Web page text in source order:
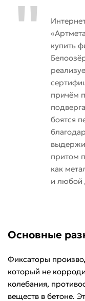
купить
причём
боятся
притом
как
и любой
Основные
Фиксаторы
который не
колебания,
веществ в бетоне.